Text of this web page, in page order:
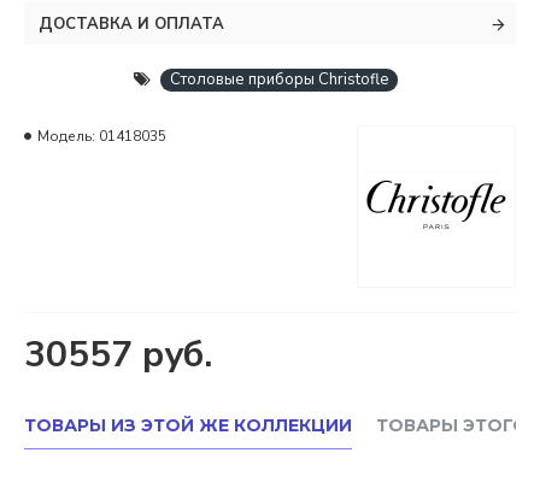
ДОСТАВКА И ОПЛАТА
Столовые приборы Christofle
30557 руб.
Модель: 01418035
ТОВАРЫ ИЗ ЭТОЙ ЖЕ КОЛЛЕКЦИИ ТОВАРЫ ЭТОГО